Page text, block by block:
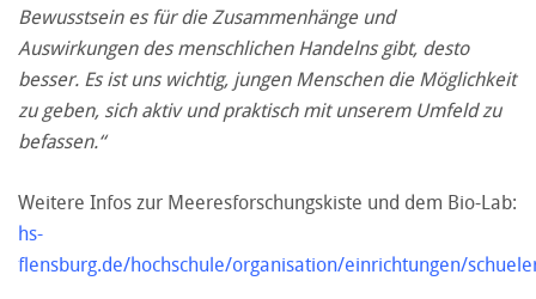
Bewusstsein es für die Zusammenhänge und
Auswirkungen des menschlichen Handelns gibt, desto
besser. Es ist uns wichtig, jungen Menschen die Möglichkeit
zu geben, sich aktiv und praktisch mit unserem Umfeld zu
befassen.“
Weitere Infos zur Meeresforschungskiste und dem Bio-Lab:
hs-
flensburg.de/hochschule/organisation/einrichtungen/